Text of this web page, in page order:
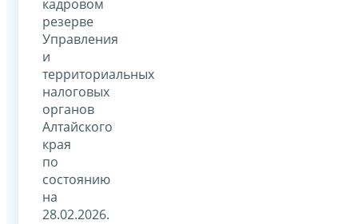
кадровом
резерве
Управления
и
территориальных
налоговых
органов
Алтайского
края
по
состоянию
на
28.02.2026.